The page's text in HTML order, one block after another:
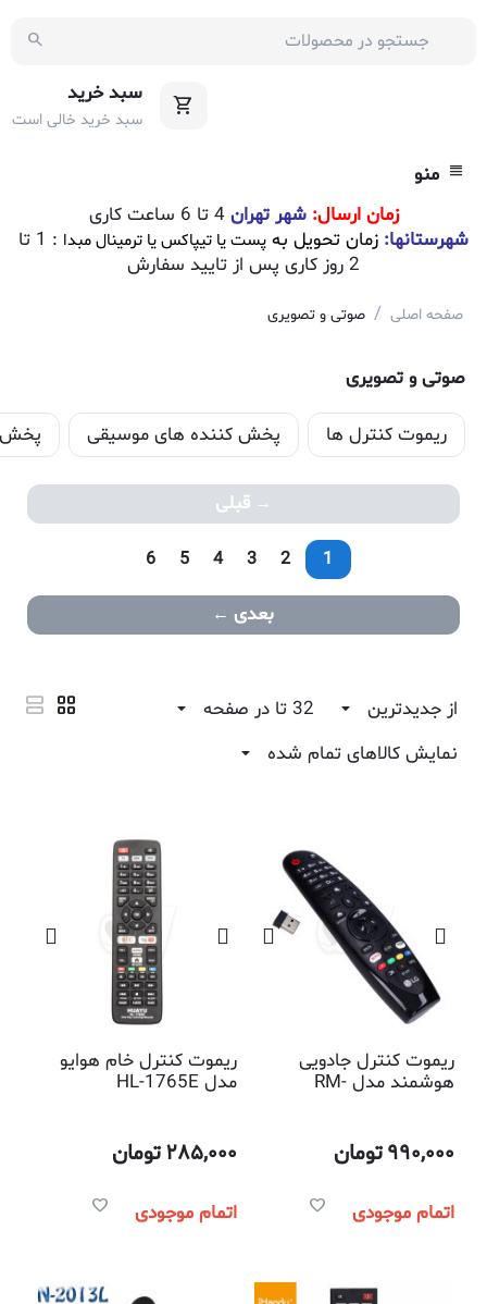
سبد خرید
سبد خرید خالی است
منو
زمان ارسال:شهر تهران 4 تا 6 ساعت کاری
شهرستانها: زمان تحویل به پست یا تیپاکس یا ترمینال مبدا
: 1 تا
2 روز کاری پس از تایید سفارش
صفحه اصلی / صوتی و تصویری
صوتی و تصویری
ریموت کنترل ها پخش کننده های موسیقی پخش
قبلی
1
2
3
4
5
6
بعدی
از جدیدترین
32 تا در صفحه
نمایش کالاهای تمام شده
ریموت کنترل جادویی
هوشمند مدل RM-
990,000تومان
اتمام موجودی
ریموت کنترل خام هوایو
مدل HL-1765E
285,000تومان
اتمام موجودی